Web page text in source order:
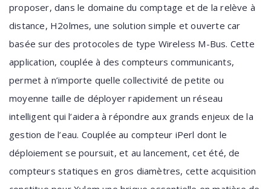
proposer, dans le domaine du comptage et de la relève à
distance, H2olmes, une solution simple et ouverte car
basée sur des protocoles de type Wireless M-Bus. Cette
application, couplée à des compteurs communicants,
permet à n’importe quelle collectivité de petite ou
moyenne taille de déployer rapidement un réseau
intelligent qui l’aidera à répondre aux grands enjeux de la
gestion de l’eau. Couplée au compteur iPerl dont le
déploiement se poursuit, et au lancement, cet été, de
compteurs statiques en gros diamètres, cette acquisition